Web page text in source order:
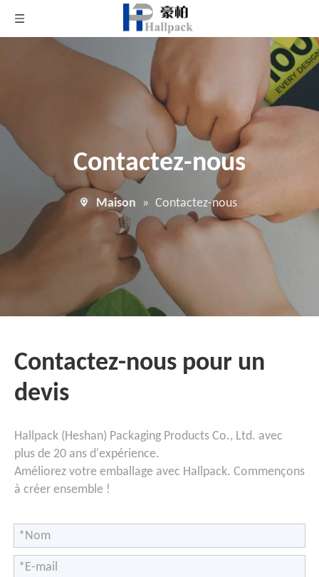
Contactez-nous
Maison » Contactez-nous
Contactez-nous pour un
devis
Hallpack (Heshan) Packaging Products Co., Ltd. avec
plus de 20 ans d'expérience.
Améliorez votre emballage avec Hallpack. Commençons
à créer ensemble !